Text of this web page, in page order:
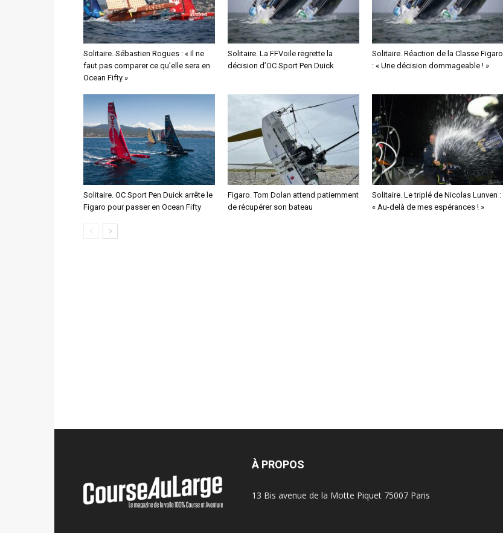
Solitaire. Sébastien Rogues : « Il ne
faut pas comparer ce qu’elle sera en
Ocean Fifty »
Solitaire. La FFVoile regrette la
décision d’OC Sport Pen Duick
Solitaire. Réaction de la Classe Figaro
: « Une décision dommageable ! »
Solitaire. OC Sport Pen Duick arrête le
Figaro pour passer en Ocean Fifty
Figaro. Tom Dolan attend patiemment
de récupérer son bateau
Solitaire. Le triplé de Nicolas Lunven :
« Au-delà de mes espérances ! »
À PROPOS
13 Bis avenue de la Motte Piquet 75007 Paris